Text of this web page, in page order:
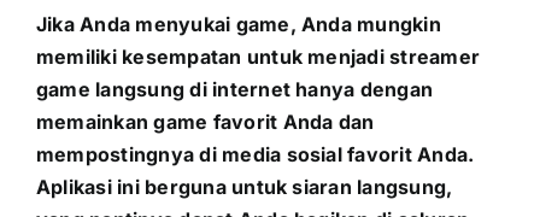
Jika Anda menyukai game, Anda mungkin
memiliki kesempatan untuk menjadi streamer
game langsung di internet hanya dengan
memainkan game favorit Anda dan
mempostingnya di media sosial favorit Anda.
Aplikasi ini berguna untuk siaran langsung,